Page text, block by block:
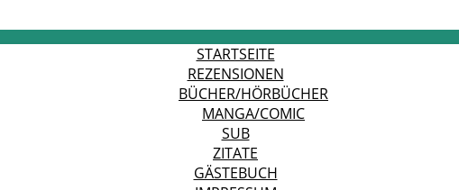
STARTSEITE
REZENSIONEN
BÜCHER/HÖRBÜCHER
MANGA/COMIC
SUB
ZITATE
GÄSTEBUCH